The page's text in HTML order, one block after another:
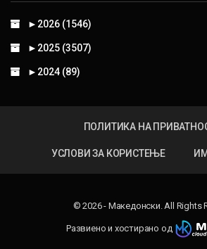
► 2026 (1546)
► 2025 (3507)
► 2024 (89)
ПОЛИТИКА НА
УСЛОВИ ЗА КОРИСТЕЊЕ
© 2026 - Македонски. All Rights
Развиено и хостирано од